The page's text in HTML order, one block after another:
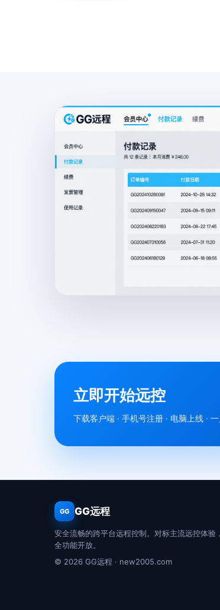
立即开始远控
下载客户端 · 手机号注册 · 电脑上线 ·
GG GG远程
安全流畅的跨平台远程控制。对标主流远控体验
全功能开放。
© 2026 GG远程 · new2005.com